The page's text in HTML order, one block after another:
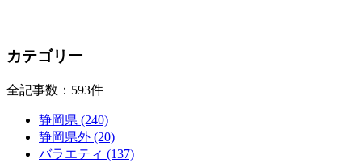
カテゴリー
全記事数：593件
静岡県 (240)
静岡県外 (20)
バラエティ (137)